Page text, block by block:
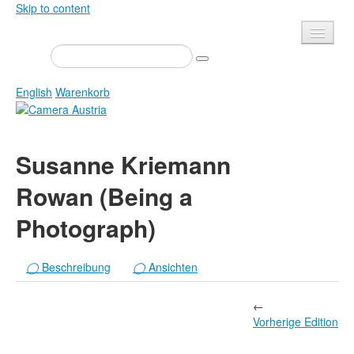
Skip to content
Presse
Veranstaltungen
Newsletter
Über uns
Ausschreibungen
Shop
Datenschutz
Mediadaten
English Warenkorb
Zeitschrift
Ausstellungen
Bücher
Bibliothek
Susanne Kriemann
Rowan (Being a
Photograph)
◯ Beschreibung ◯ Ansichten
←
Vorherige Edition